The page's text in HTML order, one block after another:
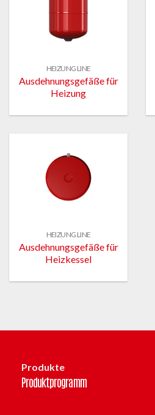
HEIZUNG LINE
Ausdehnungsgefäße für
Heizung
HEIZUNG LINE
Ausdehnungsgefäße für
Heizkessel
Produkte
Produktprogramm